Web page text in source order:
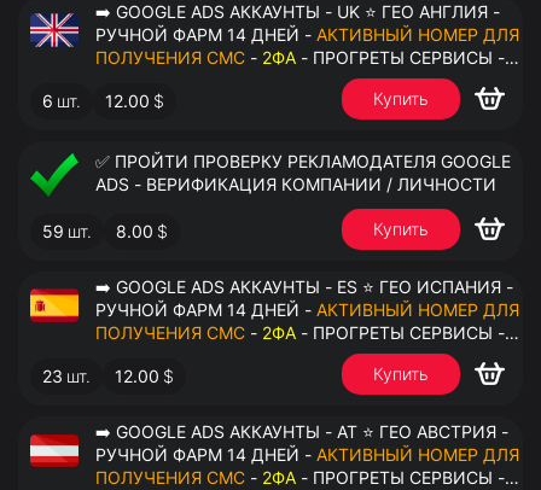
➡️ GOOGLE ADS АККАУНТЫ - UK ⭐ ГЕО АНГЛИЯ -
РУЧНОЙ ФАРМ 14 ДНЕЙ - АКТИВНЫЙ НОМЕР ДЛЯ
ПОЛУЧЕНИЯ СМС - 2ФА - ПРОГРЕТЫ СЕРВИСЫ -
6 шт. 12.00 $ Купить
✅ ПРОЙТИ ПРОВЕРКУ РЕКЛАМОДАТЕЛЯ GOOGLE
ADS - ВЕРИФИКАЦИЯ КОМПАНИИ / ЛИЧНОСТИ
59 шт. 8.00 $ Купить
➡️ GOOGLE ADS АККАУНТЫ - ES ⭐ ГЕО ИСПАНИЯ -
РУЧНОЙ ФАРМ 14 ДНЕЙ - АКТИВНЫЙ НОМЕР ДЛЯ
ПОЛУЧЕНИЯ СМС - 2ФА - ПРОГРЕТЫ СЕРВИСЫ -
23 шт. 12.00 $ Купить
➡️ GOOGLE ADS АККАУНТЫ - AT ⭐ ГЕО АВСТРИЯ -
РУЧНОЙ ФАРМ 14 ДНЕЙ - АКТИВНЫЙ НОМЕР ДЛЯ
ПОЛУЧЕНИЯ СМС - 2ФА - ПРОГРЕТЫ СЕРВИСЫ -